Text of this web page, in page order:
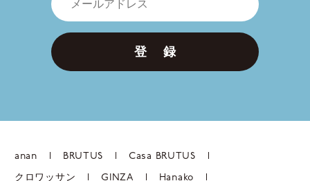
登 録
anan BRUTUS Casa BRUTUS
クロワッサン GINZA Hanako